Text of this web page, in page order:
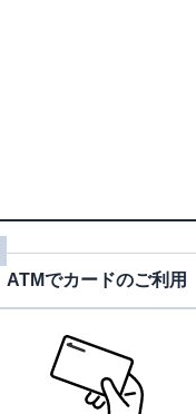
ATMでカードのご利用